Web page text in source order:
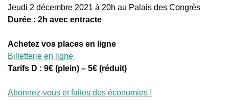
Jeudi 2 décembre 2021 à 20h au Palais des Congrès
Durée : 2h avec entracte
Achetez vos places en ligne
Billetterie en ligne
Tarifs D : 9€ (plein) – 5€ (réduit)
Abonnez-vous et faites des économies !